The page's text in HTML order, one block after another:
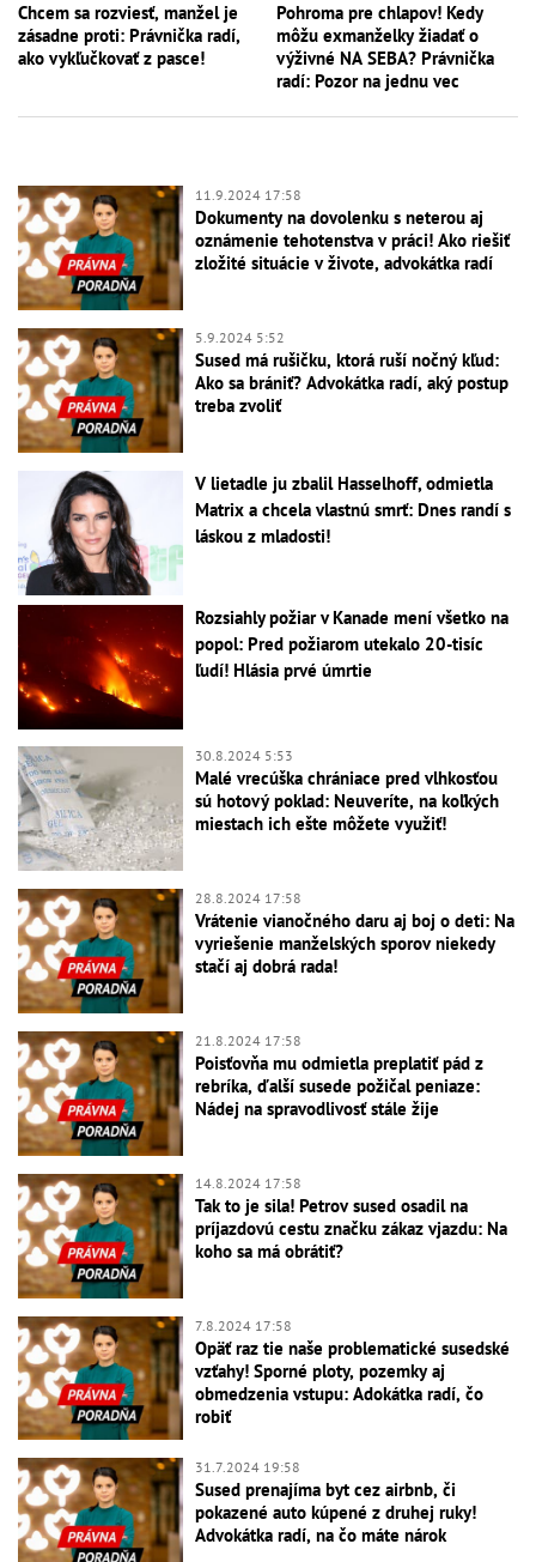
Chcem sa rozviesť, manžel je
zásadne proti: Právnička radí,
ako vykľučkovať z pasce!
Pohroma pre chlapov! Kedy
môžu exmanželky žiadať o
výživné NA SEBA? Právnička
radí: Pozor na jednu vec
11.9.2024 17:58
Dokumenty na dovolenku s neterou aj
oznámenie tehotenstva v práci! Ako riešiť
zložité situácie v živote, advokátka radí
5.9.2024 5:52
Sused má rušičku, ktorá ruší nočný kľud:
Ako sa brániť? Advokátka radí, aký postup
treba zvoliť
V lietadle ju zbalil Hasselhoff, odmietla
Matrix a chcela vlastnú smrť: Dnes randí s
láskou z mladosti!
Rozsiahly požiar v Kanade mení všetko na
popol: Pred požiarom utekalo 20-tisíc
ľudí! Hlásia prvé úmrtie
30.8.2024 5:53
Malé vrecúška chrániace pred vlhkosťou
sú hotový poklad: Neuveríte, na koľkých
miestach ich ešte môžete využiť!
28.8.2024 17:58
Vrátenie vianočného daru aj boj o deti: Na
vyriešenie manželských sporov niekedy
stačí aj dobrá rada!
21.8.2024 17:58
Poisťovňa mu odmietla preplatiť pád z
rebríka, ďalší susede požičal peniaze:
Nádej na spravodlivosť stále žije
14.8.2024 17:58
Tak to je sila! Petrov sused osadil na
príjazdovú cestu značku zákaz vjazdu: Na
koho sa má obrátiť?
7.8.2024 17:58
Opäť raz tie naše problematické susedské
vzťahy! Sporné ploty, pozemky aj
obmedzenia vstupu: Adokátka radí, čo
robiť
31.7.2024 19:58
Sused prenajíma byt cez airbnb, či
pokazené auto kúpené z druhej ruky!
Advokátka radí, na čo máte nárok